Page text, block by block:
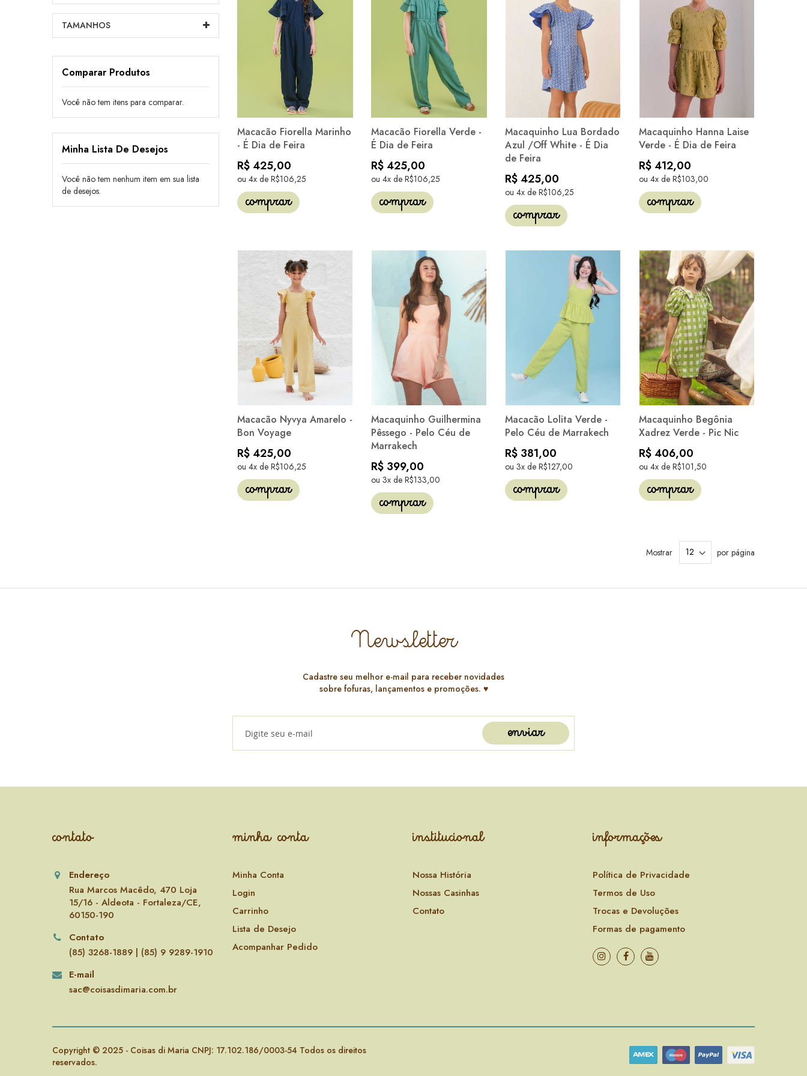
Macacão Fiorella Marinho
- É Dia de Feira
R$ 425,00
ou 4x de R$106,25
comprar
Macacão Fiorella Verde -
É Dia de Feira
R$ 425,00
ou 4x de R$106,25
comprar
Macaquinho Lua Bordado
Azul /Off White - É Dia
de Feira
R$ 425,00
ou 4x de R$106,25
comprar
Macaquinho Hanna Laise
Verde - É Dia de Feira
R$ 412,00
ou 4x de R$103,00
comprar
Macacão Nyvya Amarelo -
Bon Voyage
R$ 425,00
ou 4x de R$106,25
comprar
Macaquinho Guilhermina
Pêssego - Pelo Céu de
Marrakech
R$ 399,00
ou 3x de R$133,00
comprar
Macacão Lolita Verde -
Pelo Céu de Marrakech
R$ 381,00
ou 3x de R$127,00
comprar
Macaquinho Begônia
Xadrez Verde - Pic Nic
R$ 406,00
ou 4x de R$101,50
comprar
Mostrar por página
TAMANHOS
Comparar Produtos
Você não tem itens para comparar.
Minha Lista De Desejos
Você não tem nenhum item em sua lista
de desejos.
Newsletter
Cadastre seu melhor e-mail para receber novidades
sobre fofuras, lançamentos e promoções. ♥️
enviar
contato
Endereço
Rua Marcos Macêdo, 470 Loja
15/16 - Aldeota - Fortaleza/CE,
60150-190
Contato
(85) 3268-1889 | (85) 9 9289-1910
E-mail
sac@coisasdimaria.com.br
minha conta
Minha Conta
Login
Carrinho
Lista de Desejo
Acompanhar Pedido
institucional
Nossa História
Nossas Casinhas
Contato
informações
Política de Privacidade
Termos de Uso
Trocas e Devoluções
Formas de pagamento
Copyright © 2025 - Coisas di Maria CNPJ: 17.102.186/0003-54 Todos os direitos
reservados.